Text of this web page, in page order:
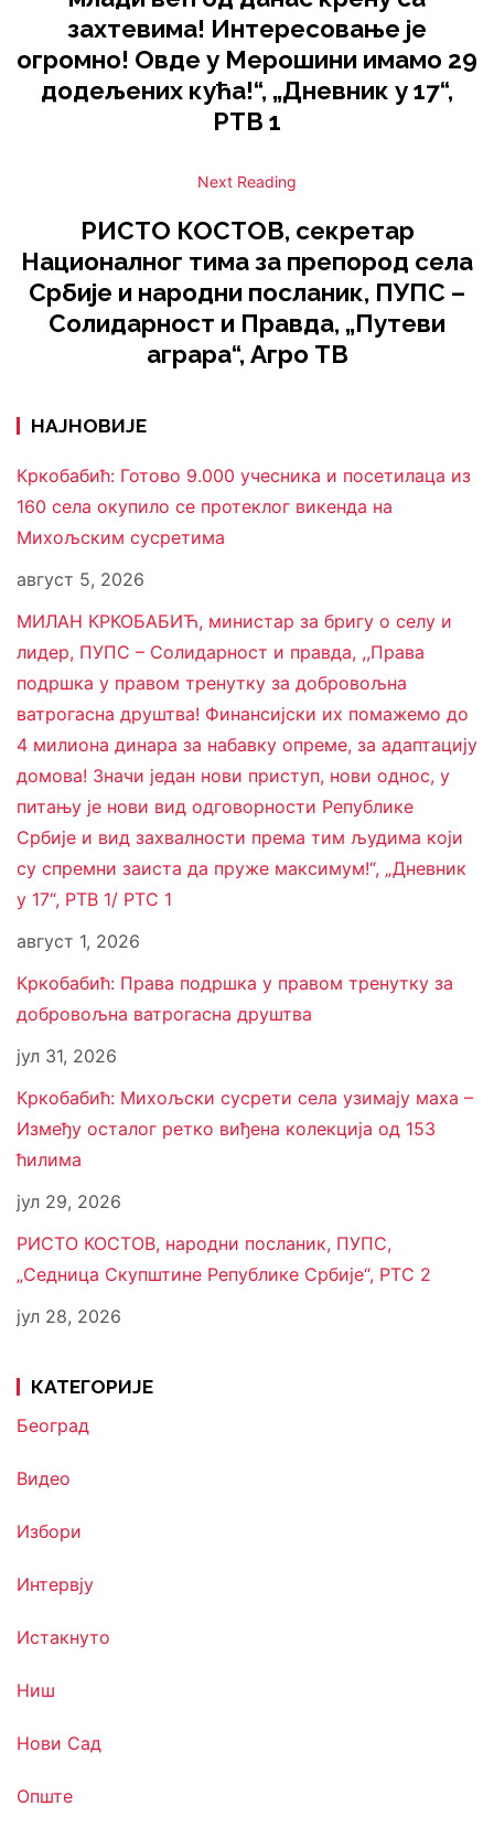
захтевима! Интересовање је
огромно! Овде у Мерошини имамо 29
додељених кућа!“, „Дневник у 17“,
РТВ 1
Next Reading
РИСТО КОСТОВ, секретар
Националног тима за препород села
Србије и народни посланик, ПУПС –
Солидарност и Правда, „Путеви
аграра“, Агро ТВ
НАЈНОВИЈЕ
Кркобабић: Готово 9.000 учесника и посетилаца из
160 села окупило се протеклог викенда на
Михољским сусретима
август 5, 2026
МИЛАН КРКОБАБИЋ, министар за бригу о селу и
лидер, ПУПС – Солидарност и правда, ,,Права
подршка у правом тренутку за добровољна
ватрогасна друштва! Финансијски их помажемо до
4 милиона динара за набавку опреме, за адаптацију
домова! Значи један нови приступ, нови однос, у
питању је нови вид одговорности Републике
Србије и вид захвалности према тим људима који
су спремни заиста да пруже максимум!“, „Дневник
у 17“, РТВ 1/ РТС 1
август 1, 2026
Кркобабић: Права подршка у правом тренутку за
добровољна ватрогасна друштва
јул 31, 2026
Кркобабић: Михољски сусрети села узимају маха –
Између осталог ретко виђена колекција од 153
ћилима
јул 29, 2026
РИСТО КОСТОВ, народни посланик, ПУПС,
„Седница Скупштине Републике Србије“, РТС 2
јул 28, 2026
КАТЕГОРИЈЕ
Београд
Видео
Избори
Интервју
Истакнуто
Ниш
Нови Сад
Опште